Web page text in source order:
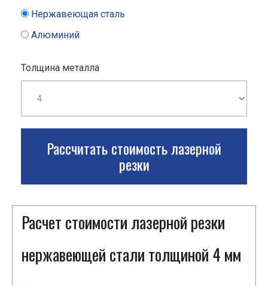
Нержавеющая сталь
Алюминий
Толщина металла
Рассчитать стоимость лазерной
резки
Расчет стоимости лазерной резки
нержавеющей стали толщиной 4 мм